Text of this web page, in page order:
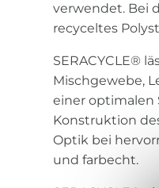
verwendet. Bei
recyceltes
SERACYCLE®
Mischgewebe,
einer optimalen
Konstruktion
Optik bei
und farbecht.